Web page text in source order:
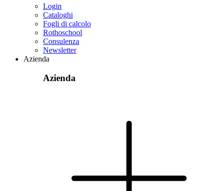
Login
Cataloghi
Fogli di calcolo
Rothoschool
Consulenza
Newsletter
Azienda
Azienda